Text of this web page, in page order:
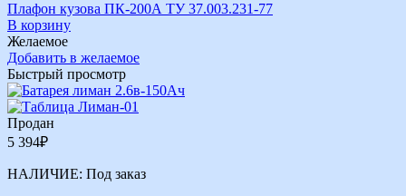
Плафон кузова ПК-200А ТУ 37.003.231-77
В корзину
Желаемое
Добавить в желаемое
Быстрый просмотр
Продан
5 394₽
НАЛИЧИЕ: Под заказ